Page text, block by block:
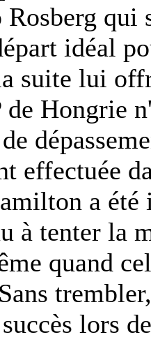
qui
idéal
suite lui
Hongrie
effectuée
a été
à tenter la
quand
lors